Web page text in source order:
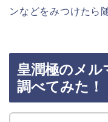
ンなどをみつけたら
皇潤極のメ
調べてみた！